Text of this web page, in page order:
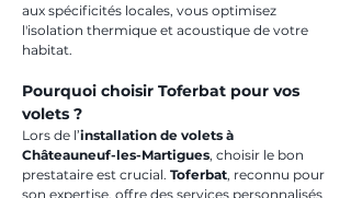
aux spécificités locales, vous optimisez
l'isolation thermique et acoustique de votre
habitat.
Pourquoi choisir Toferbat pour vos
volets ?
Lors de l’installation de volets à
Châteauneuf-les-Martigues, choisir le bon
prestataire est crucial. Toferbat, reconnu pour
son expertise, offre des services personnalisés